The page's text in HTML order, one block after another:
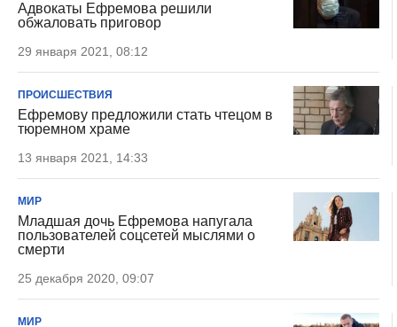
Адвокаты Ефремова решили
обжаловать приговор
29 января 2021, 08:12
ПРОИСШЕСТВИЯ
Ефремову предложили стать чтецом в
тюремном храме
13 января 2021, 14:33
МИР
Младшая дочь Ефремова напугала
пользователей соцсетей мыслями о
смерти
25 декабря 2020, 09:07
МИР